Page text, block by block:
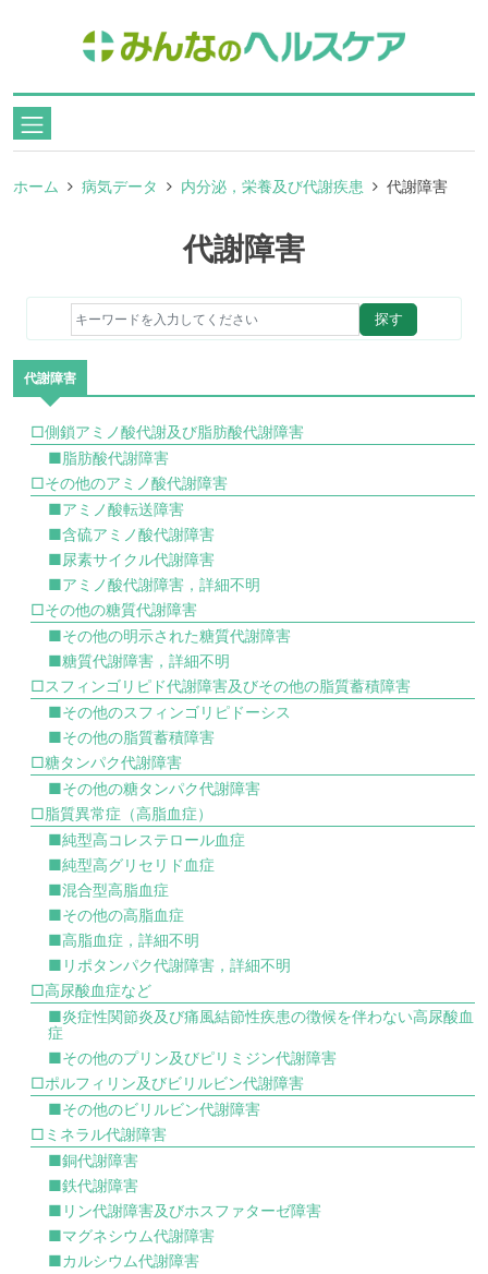
ホーム 病気データ 内分泌，栄養及び代謝疾患 代謝障害
代謝障害
探す
代謝障害
□側鎖アミノ酸代謝及び脂肪酸代謝障害
■脂肪酸代謝障害
□その他のアミノ酸代謝障害
■アミノ酸転送障害
■含硫アミノ酸代謝障害
■尿素サイクル代謝障害
■アミノ酸代謝障害，詳細不明
□その他の糖質代謝障害
■その他の明示された糖質代謝障害
■糖質代謝障害，詳細不明
□スフィンゴリピド代謝障害及びその他の脂質蓄積障害
■その他のスフィンゴリピドーシス
■その他の脂質蓄積障害
□糖タンパク代謝障害
■その他の糖タンパク代謝障害
□脂質異常症（高脂血症）
■純型高コレステロール血症
■純型高グリセリド血症
■混合型高脂血症
■その他の高脂血症
■高脂血症，詳細不明
■リポタンパク代謝障害，詳細不明
□高尿酸血症など
■炎症性関節炎及び痛風結節性疾患の徴候を伴わない高尿酸血
症
■その他のプリン及びピリミジン代謝障害
□ポルフィリン及びビリルビン代謝障害
■その他のビリルビン代謝障害
□ミネラル代謝障害
■銅代謝障害
■鉄代謝障害
■リン代謝障害及びホスファターゼ障害
■マグネシウム代謝障害
■カルシウム代謝障害